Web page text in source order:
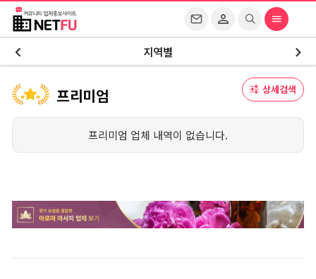
지역별
상세검색
프리미엄
프리미엄 업체 내역이 없습니다.